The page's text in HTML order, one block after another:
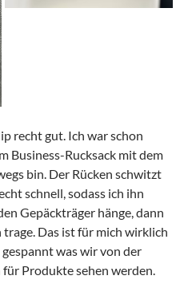
recht gut. Ich war schon
Business-Rucksack mit dem
bin. Der Rücken schwitzt
schnell, sodass ich ihn
Gepäckträger hänge, dann
Das ist für mich wirklich
was wir von der
Produkte sehen werden.